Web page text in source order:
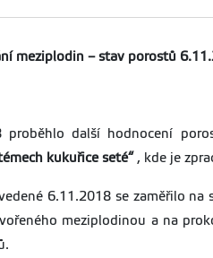
meziplodin – stav porostů
proběhlo další hodnocení
kukuřice seté“ , kde je
6.11.2018 se zaměřilo
meziplodinou a na